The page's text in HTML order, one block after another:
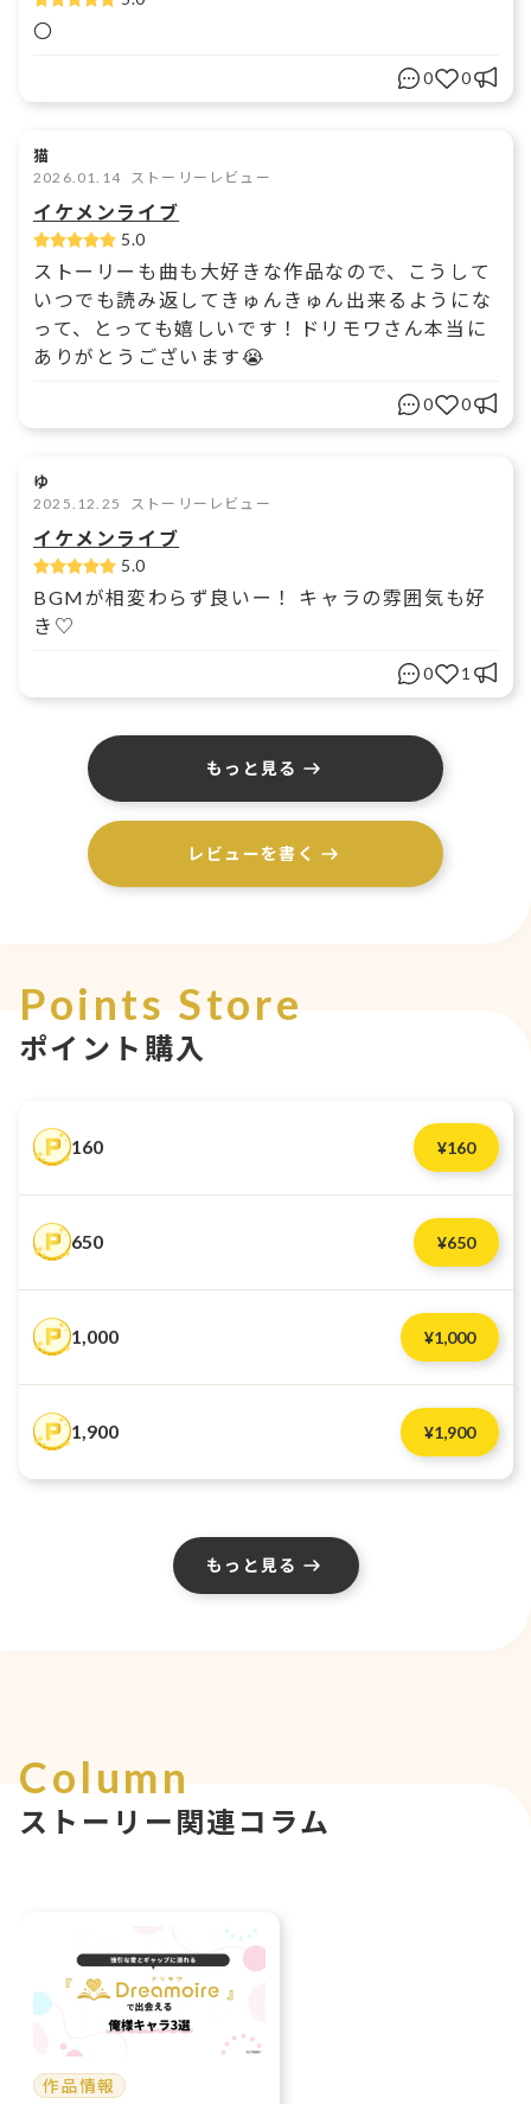
〇
0 0
猫
2026.01.14 ストーリーレビュー
イケメンライブ
5.0
ストーリーも曲も大好きな作品なので、こうして
いつでも読み返してきゅんきゅん出来るようにな
って、とっても嬉しいです！ドリモワさん本当に
ありがとうございます😭
0 0
ゆ
2025.12.25 ストーリーレビュー
イケメンライブ
5.0
BGMが相変わらず良いー！ キャラの雰囲気も好
き♡
0 1
もっと見る
レビューを書く
Points Store
ポイント購入
160 ¥160
650 ¥650
1,000 ¥1,000
1,900 ¥1,900
もっと見る
Column
ストーリー関連コラム
作品情報